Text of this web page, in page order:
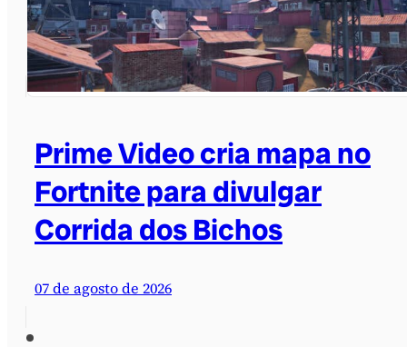
Prime Video cria mapa no
Fortnite para divulgar
Corrida dos Bichos
07 de agosto de 2026